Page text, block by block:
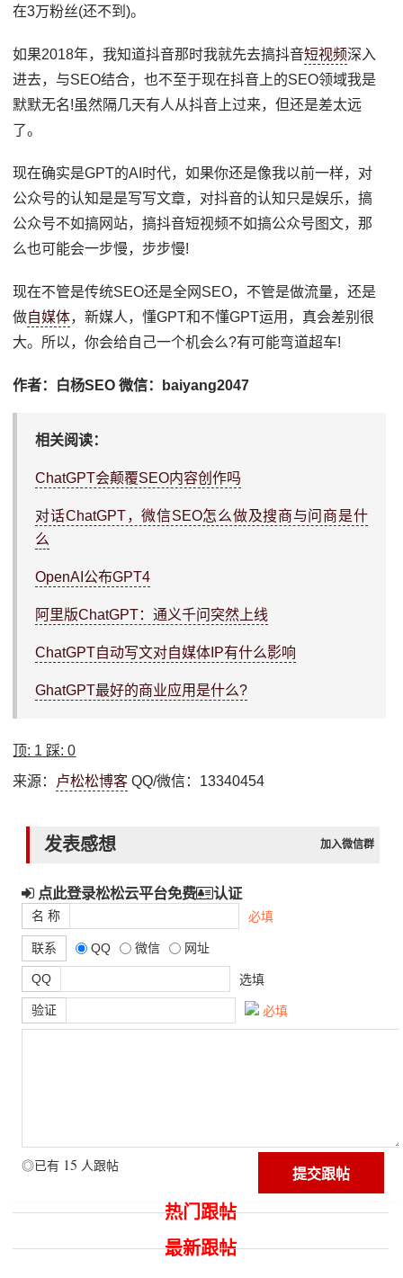
在3万粉丝(还不到)。
如果2018年，我知道抖音那时我就先去搞抖音短视频深入
进去，与SEO结合，也不至于现在抖音上的SEO领域我是
默默无名!虽然隔几天有人从抖音上过来，但还是差太远
了。
现在确实是GPT的AI时代，如果你还是像我以前一样，对
公众号的认知是是写写文章，对抖音的认知只是娱乐，搞
公众号不如搞网站，搞抖音短视频不如搞公众号图文，那
么也可能会一步慢，步步慢!
现在不管是传统SEO还是全网SEO，不管是做流量，还是
做自媒体，新媒人，懂GPT和不懂GPT运用，真会差别很
大。所以，你会给自己一个机会么?有可能弯道超车!
作者：白杨SEO 微信：baiyang2047
相关阅读：
ChatGPT会颠覆SEO内容创作吗
对话ChatGPT，微信SEO怎么做及搜商与问商是什
么
OpenAI公布GPT4
阿里版ChatGPT：通义千问突然上线
ChatGPT自动写文对自媒体IP有什么影响
GhatGPT最好的商业应用是什么?
顶: 1 踩:0
来源： 卢松松博客 QQ/微信：13340454
发表感想 加入微信群
点此登录松松云平台免费 认证
名 称 必填
联系 QQ 微信 网址
QQ 选填
验证 必填
◎已有 15 人跟帖
热门跟帖
最新跟帖